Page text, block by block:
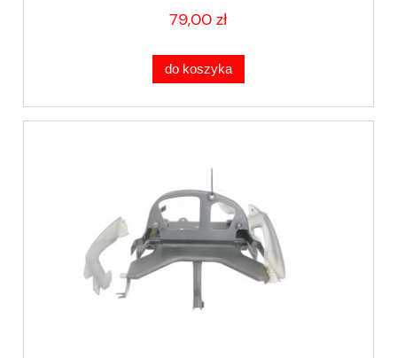
79,00 zł
do koszyka